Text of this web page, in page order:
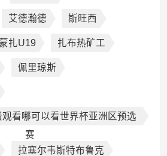
艾德瀚德 斯旺西
蒙扎U19 扎布热矿工
佩里琼斯
看哪可以看世界杯亚洲区预选
赛
拉塞尔韦斯特布鲁克